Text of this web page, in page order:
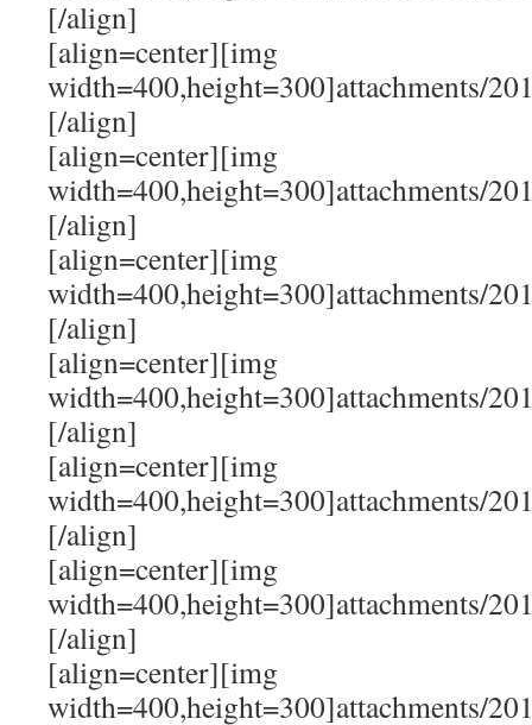
[/align]
[align=center][img
width=400,height=300]attachments/
[/align]
[align=center][img
width=400,height=300]attachments/
[/align]
[align=center][img
width=400,height=300]attachments/
[/align]
[align=center][img
width=400,height=300]attachments/
[/align]
[align=center][img
width=400,height=300]attachments/
[/align]
[align=center][img
width=400,height=300]attachments/
[/align]
[align=center][img
width=400,height=300]attachments/